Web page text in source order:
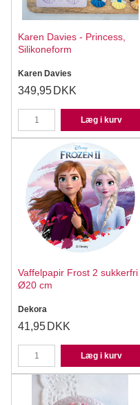
Karen Davies - Princess,
Silikoneform
Karen Davies
349,95 DKK
Læg i kurv
Vaffelpapir Frost 2 sukkerfri
Ø20 cm
Dekora
41,95 DKK
Læg i kurv